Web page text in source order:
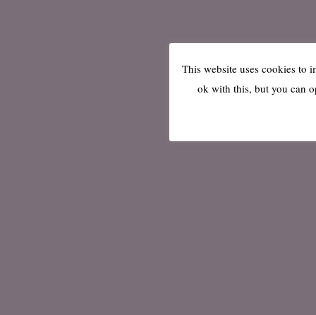
This website uses cookies to
ok with this, but you can